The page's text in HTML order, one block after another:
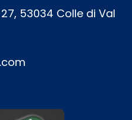
53034 Colle di Val